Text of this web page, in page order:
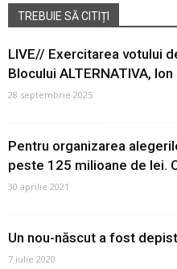
TREBUIE SĂ CITIȚI
LIVE// Exercitarea votului
Blocului ALTERNATIVA, Ion
28 septembrie 2025
Pentru organizarea
peste 125 milioane de lei.
30 aprilie 2021
Un nou-născut a fost
7 iulie 2020